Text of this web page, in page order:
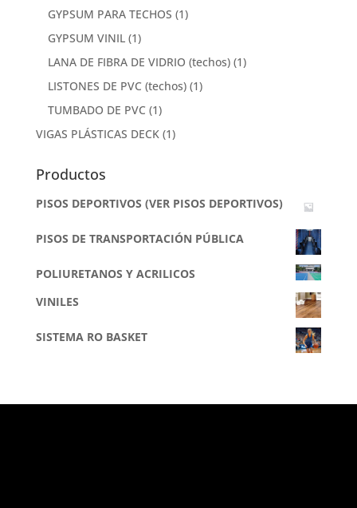
GYPSUM PARA TECHOS (1)
GYPSUM VINIL (1)
LANA DE FIBRA DE VIDRIO (techos) (1)
LISTONES DE PVC (techos) (1)
TUMBADO DE PVC (1)
VIGAS PLÁSTICAS DECK (1)
Productos
PISOS DEPORTIVOS (VER PISOS DEPORTIVOS)
PISOS DE TRANSPORTACIÓN PÚBLICA
POLIURETANOS Y ACRILICOS
VINILES
SISTEMA RO BASKET